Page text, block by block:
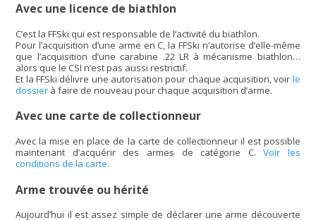
Avec une licence de biathlon
C’est la FFSki qui est responsable de l’activité du biathlon.
Pour l’acquisition d’une arme en C, la FFSki n’autorise d’elle-même
que l’acquisition d’une carabine .22 LR à mécanisme biathlon…
alors que le CSI n’est pas aussi restrictif.
Et la FFSki délivre une autorisation pour chaque acquisition, voir le
dossier à faire de nouveau pour chaque acquisition d’arme.
Avec une carte de collectionneur
Avec la mise en place de la carte de collectionneur il est possible
maintenant d’acquérir des armes de catégorie C.Voir les
conditions de la carte.
Arme trouvée ou hérité
Aujourd’hui il est assez simple de déclarer une arme découverte